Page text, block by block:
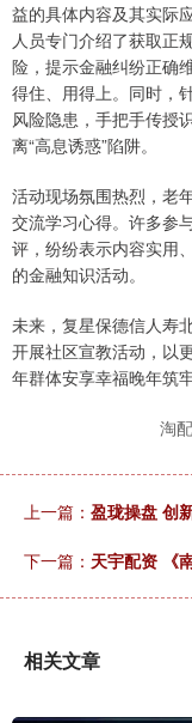
益的具体内容及其实际
人员专门介绍了获取正
险，提示金融纠纷正确
得住、用得上。同时，
风险隐患，手把手传授
离“高息诱惑”陷阱。
活动现场氛围热烈，老
交流学习心得。许多参
评，纷纷表示内容实用
的金融知识活动。
未来，复星保德信人寿
开展社区宣教活动，以
年群体安享幸福晚年筑
淘
上一篇： 盈珑操盘 创
下一篇： 天宇配资 《
相关文章